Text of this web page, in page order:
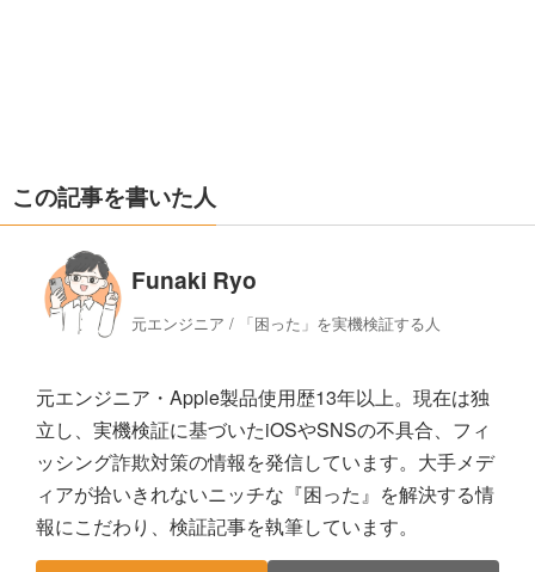
この記事を書いた人
Funaki Ryo
元エンジニア / 「困った」を実機検証する人
元エンジニア・Apple製品使用歴13年以上。現在は独
立し、実機検証に基づいたiOSやSNSの不具合、フィ
ッシング詐欺対策の情報を発信しています。大手メデ
ィアが拾いきれないニッチな『困った』を解決する情
報にこだわり、検証記事を執筆しています。